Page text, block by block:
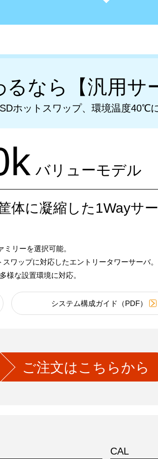
るなら 【汎用サ
ホットスワップ、 環境温度40℃
バリューモデル
体に凝縮した1Wayサ
リーを選択可能。
ワップに対応したエントリータワーサーバ。
様な設置環境に対応。
システム構成ガイド（PDF）
ご注文はこちらから
CAL